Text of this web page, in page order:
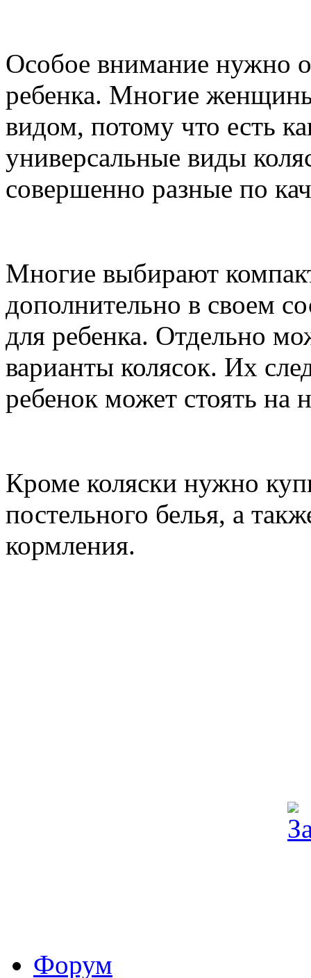
Особое внимание нужно
ребенка. Многие
видом, потому что есть
универсальные виды
совершенно разные по
Многие выбирают
дополнительно в своем
для ребенка. Отдельно
варианты колясок. Их
ребенок может стоять на
Кроме коляски нужно
постельного белья, а
кормления.
Форум